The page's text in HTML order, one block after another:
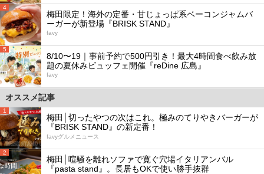
4
梅田限定！海外の定番・甘じょっぱ系ベーコンジャムバ
ーガーが新登場『BRISK STAND』
favy
5
8/10〜19｜事前予約で500円引き！最大4時間食べ飲み放
題の夏休みビュッフェ開催『reDine 広島』
favy
オススメ記事
1
梅田│切ったやつの次はこれ。極みのてりやきバーガーが
『BRISK STAND』の新定番！
favyグルメニュース
2
梅田│喧騒を離れソファで寛ぐ穴場イタリアンバル
『pasta stand』。長居もOKで使い勝手抜群